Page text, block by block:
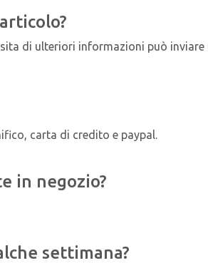
di ulteriori informazioni può inviare
carta di credito e paypal.
in negozio?
settimana?